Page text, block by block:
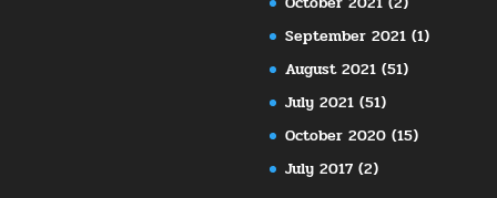
September 2021 (1)
August 2021 (51)
July 2021 (51)
October 2020 (15)
July 2017 (2)